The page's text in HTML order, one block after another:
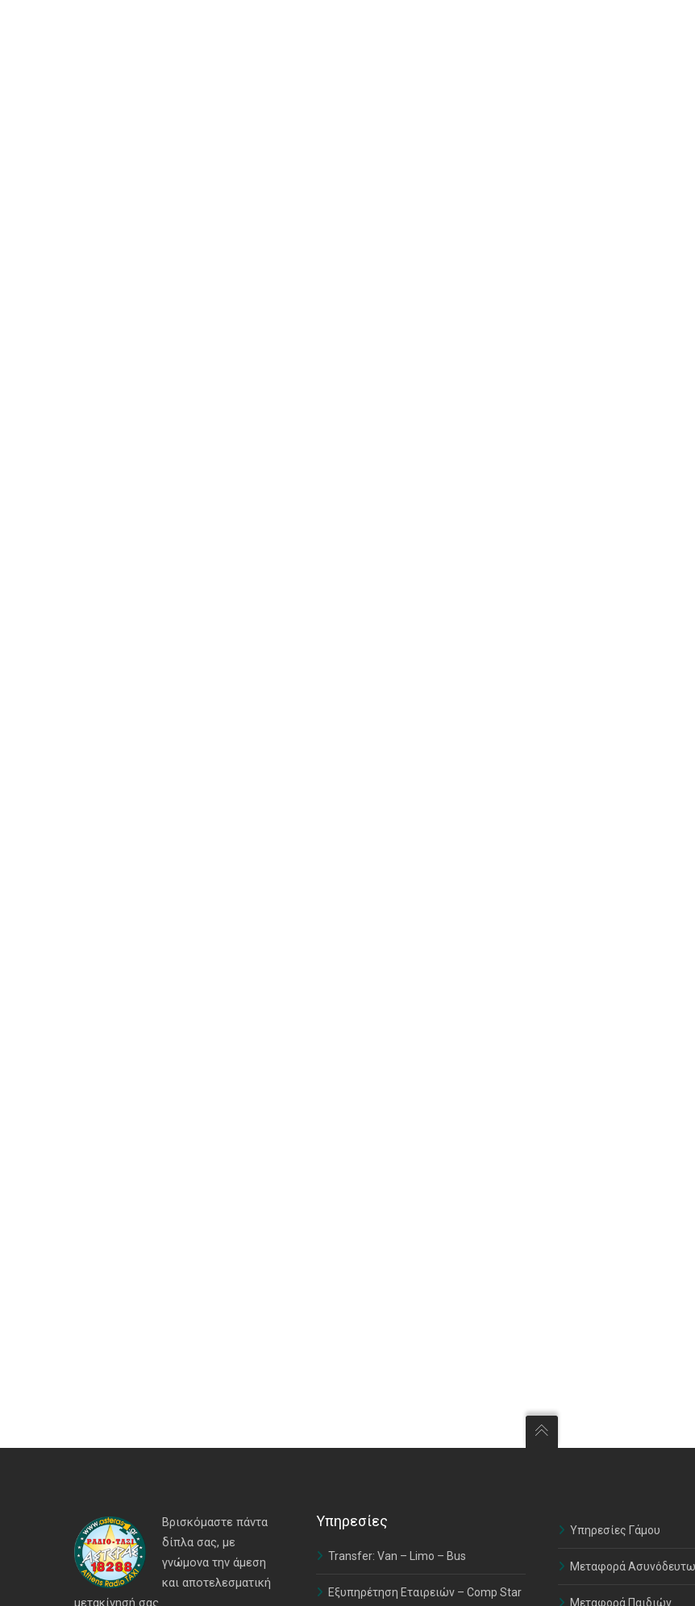
Βρισκόμαστε πάντα
δίπλα σας, με
γνώμονα την άμεση
και αποτελεσματική
μετακίνησή σας.
Υπηρεσίες
Transfer: Van – Limo – Bus
Εξυπηρέτηση Εταιρειών – Comp Star
Υπηρεσίες Γάμου
Μεταφορά
Μεταφορά Παιδιών